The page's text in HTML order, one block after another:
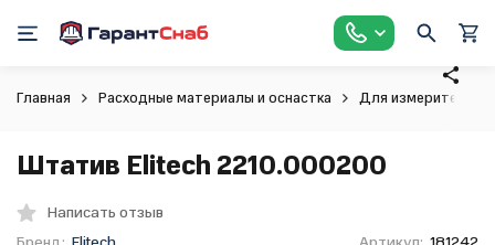
Главная Расходные материалы и оснастка Для
Штатив Elitech 2210.000200
Написать отзыв